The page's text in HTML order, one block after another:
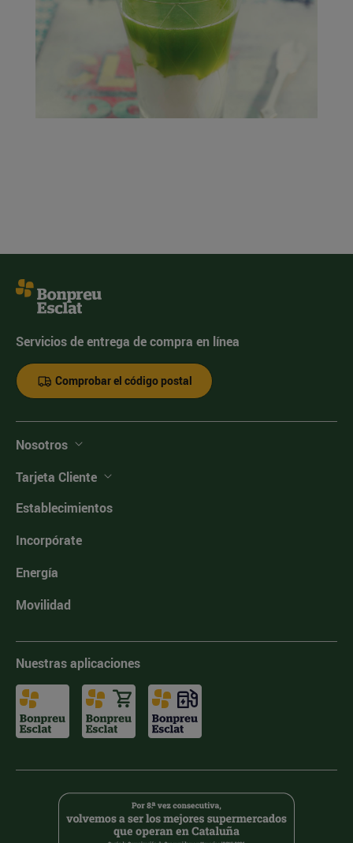
Servicios de entrega de compra en línea
Comprobar el código postal
Nosotros
Tarjeta Cliente
Establecimientos
Incorpórate
Energía
Movilidad
Nuestras aplicaciones